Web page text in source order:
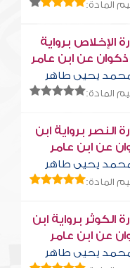
المادة:
الإخلاص برواية
ذكوان عن ابن عامر
يحيى طاهر
المادة:
النصر برواية ابن
عن ابن عامر
يحيى طاهر
المادة:
الكوثر برواية ابن
عن ابن عامر
يحيى طاهر